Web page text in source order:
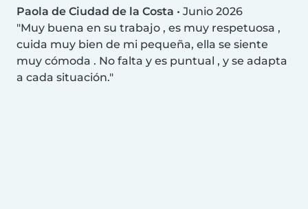
Paola de Ciudad de la Costa • Junio 2026
Muy buena en su trabajo , es muy respetuosa ,
cuida muy bien de mi pequeña, ella se siente
muy cómoda . No falta y es puntual , y se adapta
a cada situación.